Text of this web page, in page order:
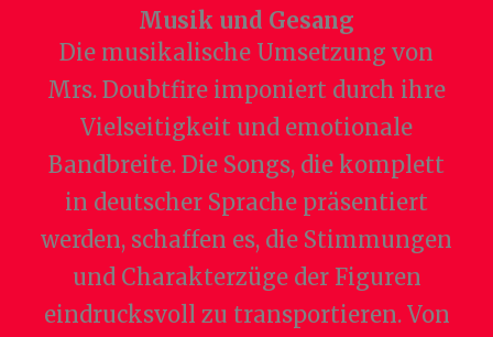
Musik und Gesang
Die musikalische Umsetzung von
Mrs. Doubtfire imponiert durch ihre
Vielseitigkeit und emotionale
Bandbreite. Die Songs, die komplett
in deutscher Sprache präsentiert
werden, schaffen es, die Stimmungen
und Charakterzüge der Figuren
eindrucksvoll zu transportieren. Von